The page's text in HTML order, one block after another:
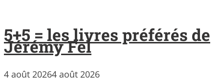
5+5 = les livres préférés de
Jérémy Fel
4 août 20264 août 2026